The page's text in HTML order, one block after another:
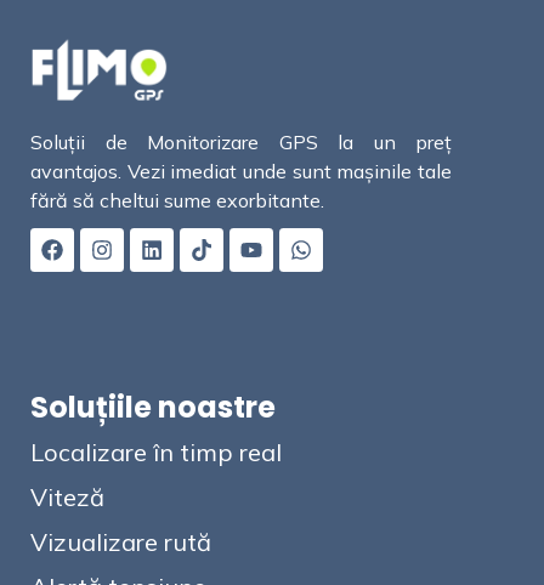
Soluții de Monitorizare GPS la un preț
avantajos. Vezi imediat unde sunt mașinile tale
fără să cheltui sume exorbitante.
Soluțiile noastre
Localizare în timp real
Viteză
Vizualizare rută